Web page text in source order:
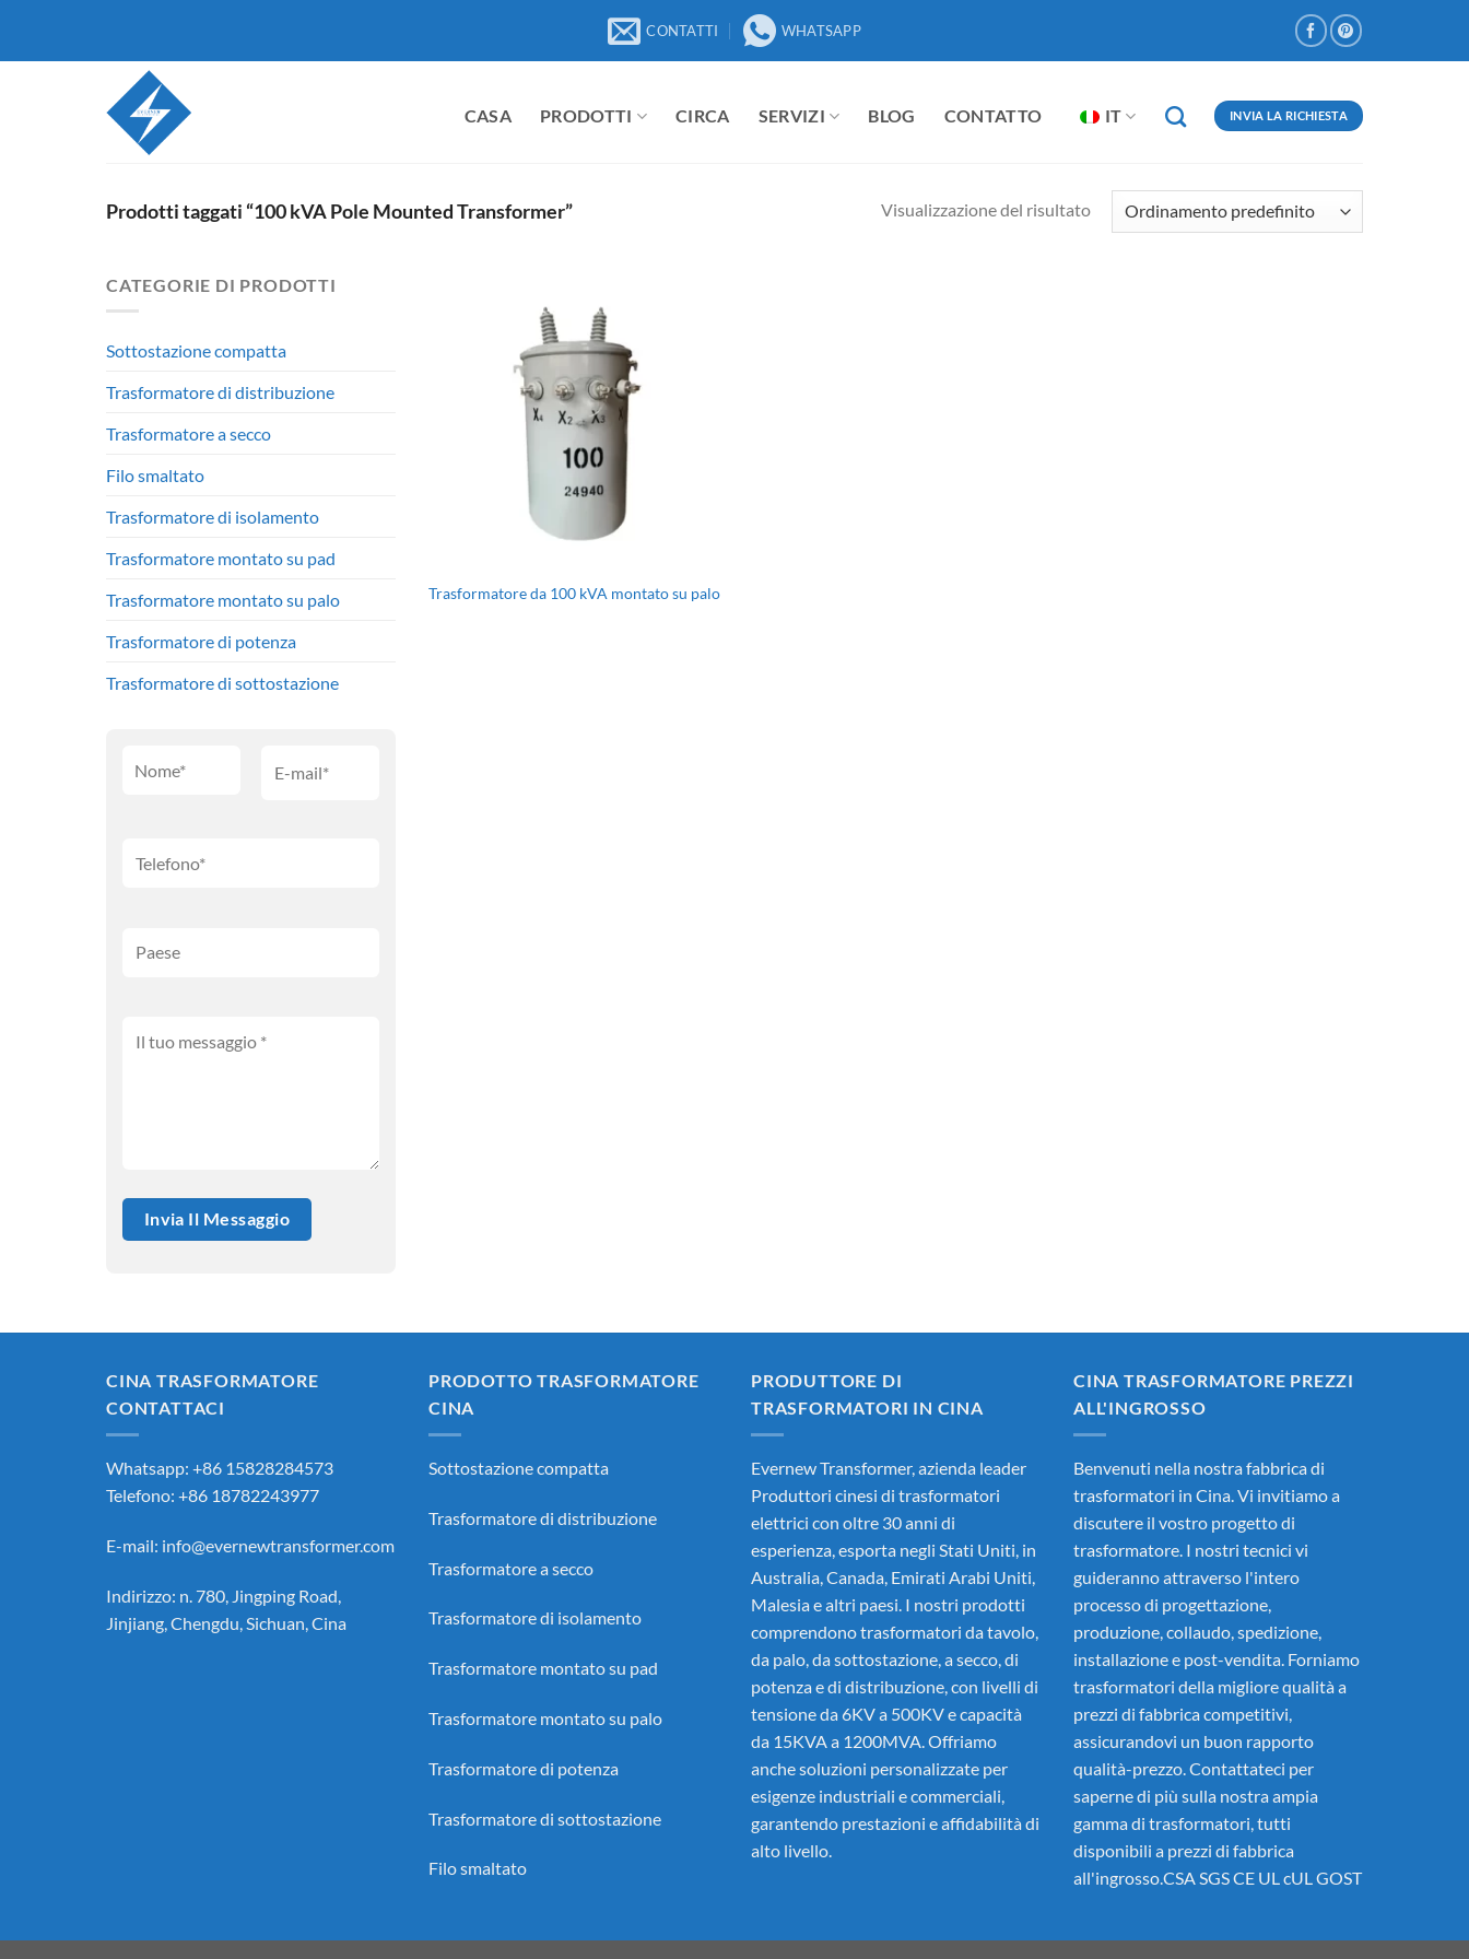
contenuti
CONTATTI WHATSAPP
CASA PRODOTTI CIRCA SERVIZI BLOG CONTATTO IT INVIA LA RICHIESTA
Prodotti taggati “100 kVA Pole Mounted Transformer” Visualizzazione del risultato
CATEGORIE DI PRODOTTI
Sottostazione compatta
Trasformatore di distribuzione
Trasformatore a secco
Filo smaltato
Trasformatore di isolamento
Trasformatore montato su pad
Trasformatore montato su palo
Trasformatore di potenza
Trasformatore di sottostazione
Trasformatore da 100 kVA montato su palo
CINA TRASFORMATORE
CONTATTACI
Whatsapp: +86 15828284573
Telefono: +86 18782243977
E-mail: info@evernewtransformer.com
Indirizzo: n. 780, Jingping Road,
Jinjiang, Chengdu, Sichuan, Cina
PRODOTTO TRASFORMATORE
CINA
Sottostazione compatta
Trasformatore di distribuzione
Trasformatore a secco
Trasformatore di isolamento
Trasformatore montato su pad
Trasformatore montato su palo
Trasformatore di potenza
Trasformatore di sottostazione
Filo smaltato
PRODUTTORE DI
TRASFORMATORI IN CINA
Evernew Transformer, azienda leader
Produttori cinesi di trasformatori
elettrici con oltre 30 anni di
esperienza, esporta negli Stati Uniti, in
Australia, Canada, Emirati Arabi Uniti,
Malesia e altri paesi. I nostri prodotti
comprendono trasformatori da tavolo,
da palo, da sottostazione, a secco, di
potenza e di distribuzione, con livelli di
tensione da 6KV a 500KV e capacità
da 15KVA a 1200MVA. Offriamo
anche soluzioni personalizzate per
esigenze industriali e commerciali,
garantendo prestazioni e affidabilità di
alto livello.
CINA TRASFORMATORE PREZZI
ALL'INGROSSO
Benvenuti nella nostra fabbrica di
trasformatori in Cina. Vi invitiamo a
discutere il vostro progetto di
trasformatore. I nostri tecnici vi
guideranno attraverso l'intero
processo di progettazione,
produzione, collaudo, spedizione,
installazione e post-vendita. Forniamo
trasformatori della migliore qualità a
prezzi di fabbrica competitivi,
assicurandovi un buon rapporto
qualità-prezzo. Contattateci per
saperne di più sulla nostra ampia
gamma di trasformatori, tutti
disponibili a prezzi di fabbrica
all'ingrosso.CSA SGS CE UL cUL GOST